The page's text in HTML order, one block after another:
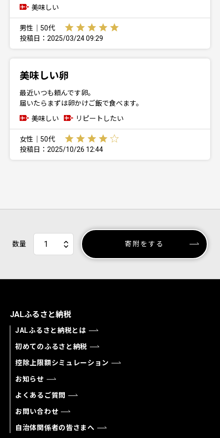
美味しい
男性｜50代
投稿日：2025/03/24 09:29
美味しい卵
最近いつも頼んです卵。
届いたらまずは卵かけご飯で食べます。
美味しい
リピートしたい
女性｜50代
投稿日：2025/10/26 12:44
数量 寄附をする
JALふるさと納税
JALふるさと納税とは
初めてのふるさと納税
控除上限額シミュレーション
お知らせ
よくあるご質問
お問い合わせ
自治体関係者の皆さまへ